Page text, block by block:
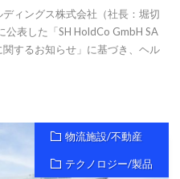
ディングス株式会社（社長：堀切
表した「SH HoldCo GmbH SA
するお知らせ」に基づき、ヘル
物流施設/不動産
テクノロジー/製品